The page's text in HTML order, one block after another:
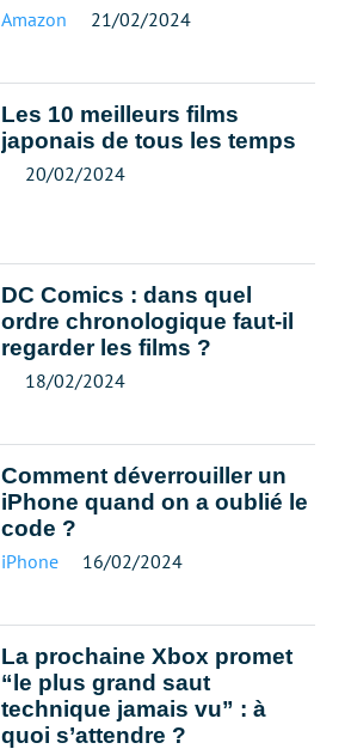
Amazon 21/02/2024
Les 10 meilleurs films
japonais de tous les temps
20/02/2024
DC Comics : dans quel
ordre chronologique faut-il
regarder les films ?
18/02/2024
Comment déverrouiller un
iPhone quand on a oublié le
code ?
iPhone 16/02/2024
La prochaine Xbox promet
“le plus grand saut
technique jamais vu” : à
quoi s’attendre ?